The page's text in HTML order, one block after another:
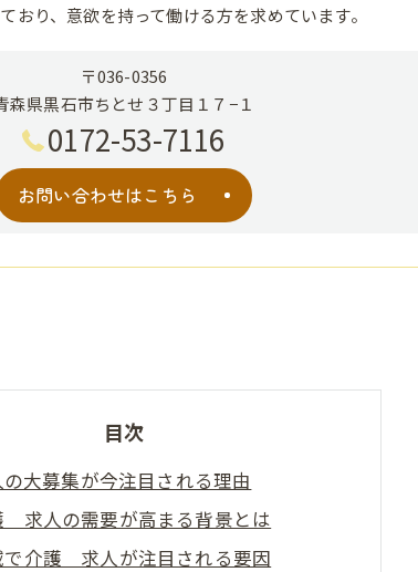
おり、意欲を持って働ける方を求めています。
〒036-0356
森県黒石市ちとせ３丁目１７−１
0172-53-7116
お問い合わせはこちら
目次
大募集が今注目される理由
求人の需要が高まる背景とは
で介護 求人が注目される要因